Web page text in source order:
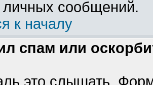
личных сообщений.
к началу
спам или
это слышать.